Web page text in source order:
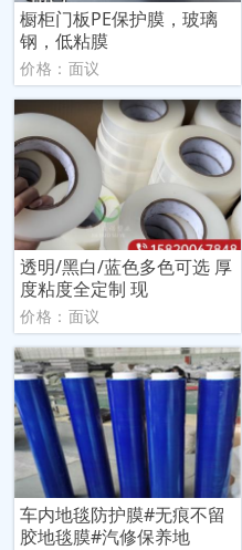
橱柜门板PE保护膜，玻璃
钢，低粘膜
价格：面议
透明/黑白/蓝色多色可选 厚
度粘度全定制 现
价格：面议
车内地毯防护膜#无痕不留
胶地毯膜#汽修保养地